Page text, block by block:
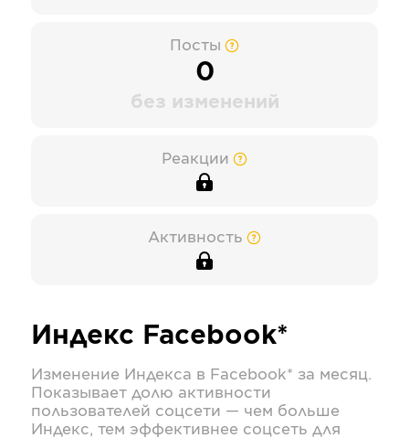
Посты
0
без изменений
Реакции
Активность
Индекс Facebook*
Изменение Индекса в Facebook* за месяц.
Показывает долю активности
пользователей соцсети — чем больше
Индекс, тем эффективнее соцсеть для